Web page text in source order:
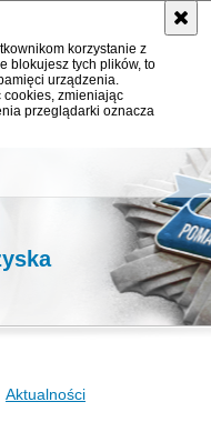
korzystanie z
blokujesz tych plików, to
urządzenia.
cookies, zmieniając
przeglądarki oznacza
Aktualności